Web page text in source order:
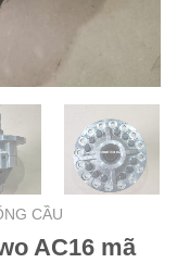
CẦU
AC16 mã